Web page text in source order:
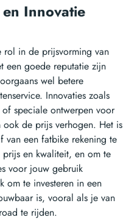
Innovatie
rol in de prijsvorming van
een goede reputatie zijn
wel betere
Innovaties zoals
speciale ontwerpen voor
de prijs verhogen. Het is
van een fatbike rekening te
prijs en kwaliteit, en om te
voor jouw gebruik
om te investeren in een
is, vooral als je van
te rijden.